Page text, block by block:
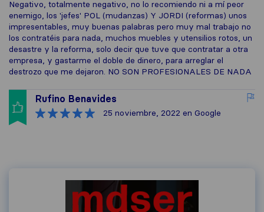
Negativo, totalmente negativo, no lo recomiendo ni a mí peor
enemigo, los 'jefes' POL (mudanzas) Y JORDI (reformas) unos
impresentables, muy buenas palabras pero muy mal trabajo no
los contratéis para nada, muchos muebles y utensilios rotos, un
desastre y la reforma, solo decir que tuve que contratar a otra
empresa, y gastarme el doble de dinero, para arreglar el
destrozo que me dejaron. NO SON PROFESIONALES DE NADA
Rufino Benavides
25 noviembre, 2022 en Google